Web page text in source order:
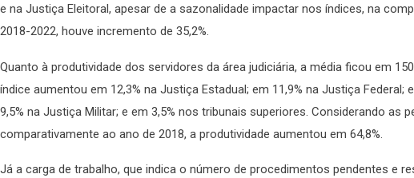
e na Justiça Eleitoral, apesar de a sazonalidade impactar nos índices, na
2018-2022, houve incremento de 35,2%.
Quanto à produtividade dos servidores da área judiciária, a média ficou em
índice aumentou em 12,3% na Justiça Estadual; em 11,9% na Justiça Federal;
9,5% na Justiça Militar; e em 3,5% nos tribunais superiores. Considerando as
comparativamente ao ano de 2018, a produtividade aumentou em 64,8%.
Já a carga de trabalho, que indica o número de procedimentos pendentes e